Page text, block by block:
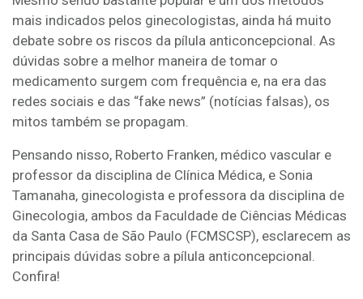
mais indicados pelos ginecologistas, ainda há muito
debate sobre os riscos da pílula anticoncepcional. As
dúvidas sobre a melhor maneira de tomar o
medicamento surgem com frequência e, na era das
redes sociais e das “fake news” (notícias falsas), os
mitos também se propagam.
Pensando nisso, Roberto Franken, médico vascular e
professor da disciplina de Clínica Médica, e Sonia
Tamanaha, ginecologista e professora da disciplina de
Ginecologia, ambos da Faculdade de Ciências Médicas
da Santa Casa de São Paulo (FCMSCSP), esclarecem as
principais dúvidas sobre a pílula anticoncepcional.
Confira!